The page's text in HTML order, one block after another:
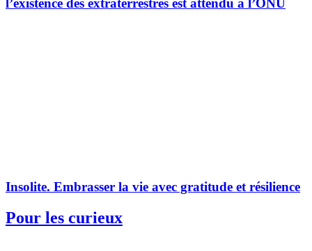
l’existence des extraterrestres est attendu à l’ONU
Insolite. Embrasser la vie avec gratitude et résilience
Pour les curieux